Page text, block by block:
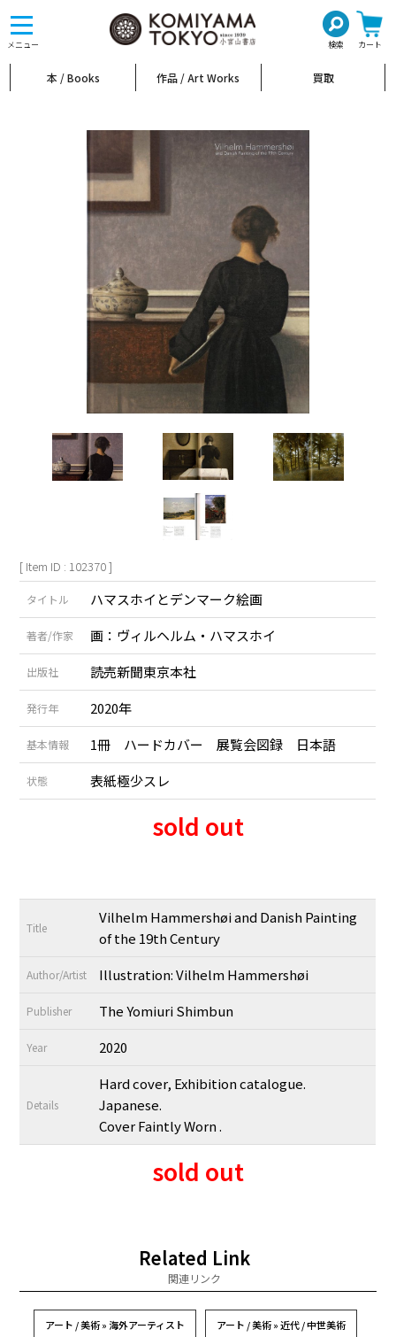
メニュー 検索 カート
toggle
navigation
本 / Books 作品 / Art Works 買取
[ Item ID : 102370 ]
タイトル ハマスホイとデンマーク絵画
著者/作家 画：ヴィルヘルム・ハマスホイ
出版社 読売新聞東京本社
発行年 2020年
基本情報 1冊 ハードカバー 展覧会図録 日本語
状態 表紙極少スレ
sold out
Title
Vilhelm Hammershøi and Danish Painting
of the 19th Century
Author/Artist Illustration: Vilhelm Hammershøi
Publisher The Yomiuri Shimbun
Year 2020
Details
Hard cover, Exhibition catalogue.
Japanese.
Cover Faintly Worn .
sold out
Related Link
関連リンク
アート / 美術 » 海外アーティスト アート / 美術 » 近代 / 中世美術